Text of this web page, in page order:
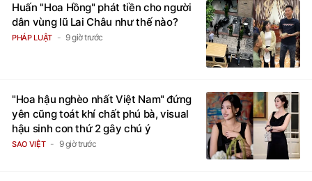
Huấn "Hoa Hồng" phát tiền cho người
dân vùng lũ Lai Châu như thế nào?
PHÁP LUẬT 9 giờ trước
"Hoa hậu nghèo nhất Việt Nam" đứng
yên cũng toát khí chất phú bà, visual
hậu sinh con thứ 2 gây chú ý
SAO VIỆT 9 giờ trước